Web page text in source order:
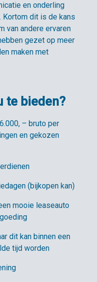
en onderling
Kortom dit is de kans
van andere ervaren
gezet op meer
maken met
te bieden?
– bruto per
en gekozen
(bijkopen kan)
mooie leaseauto
dit kan binnen een
tijd worden